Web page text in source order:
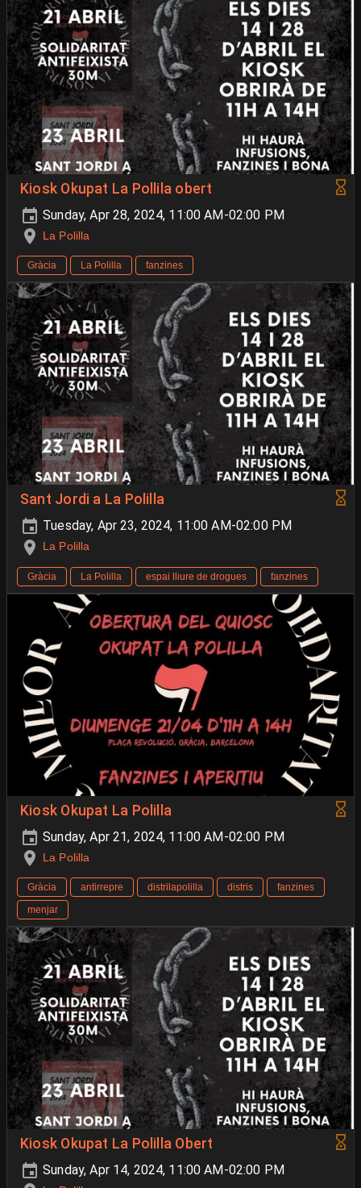
Kiosk Okupat La Pollila obert
Sunday, Apr 28, 2024, 11:00 AM-02:00 PM
La Polilla
Gràcia La Polilla fanzines
Sant Jordi a La Polilla
Tuesday, Apr 23, 2024, 11:00 AM-02:00 PM
La Polilla
Gràcia La Polilla espai lliure de drogues fanzines
Kiosk Okupat La Polilla
Sunday, Apr 21, 2024, 11:00 AM-02:00 PM
La Polilla
Gràcia antirrepre distrilapolilla distris
fanzines
menjar
Kiosk Okupat La Polilla Obert
Sunday, Apr 14, 2024, 11:00 AM-02:00 PM